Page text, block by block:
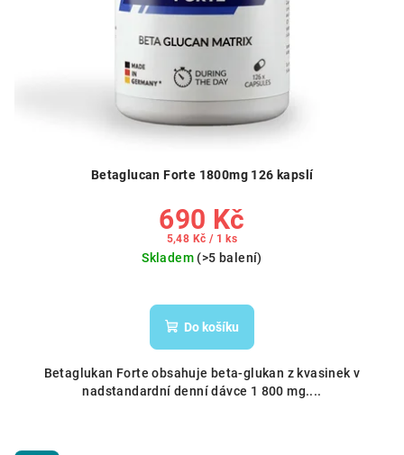
Betaglucan Forte 1800mg 126 kapslí
690 Kč
Měrná
5,48 Kč / 1 ks
Skladem (>5 balení)
Do košíku
Betaglukan Forte obsahuje beta-glukan z kvasinek v
nadstandardní denní dávce 1 800 mg....